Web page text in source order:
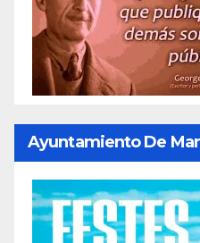
Ayuntamiento De